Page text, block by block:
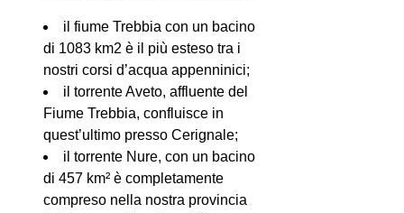
il fiume Trebbia con un bacino
di 1083 km2 è il più esteso tra i
nostri corsi d’acqua appenninici;
il torrente Aveto, affluente del
Fiume Trebbia, confluisce in
quest’ultimo presso Cerignale;
il torrente Nure, con un bacino
di 457 km² è completamente
compreso nella nostra provincia